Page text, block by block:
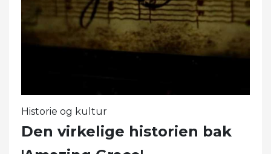
Historie og kultur
Den virkelige historien bak